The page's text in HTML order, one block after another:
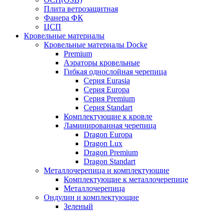
Плита ветрозащитная
Фанера ФК
ЦСП
Кровельные материалы
Кровельные материалы Docke
Premium
Аэраторы кровельные
Гибкая однослойная черепица
Серия Eurasia
Серия Europa
Серия Premium
Серия Standart
Комплектующие к кровле
Ламинированная черепица
Dragon Europa
Dragon Lux
Dragon Premium
Dragon Standart
Металлочерепица и комплектующие
Комплектующие к металлочерепице
Металлочерепица
Ондулин и комплектующие
Зеленый